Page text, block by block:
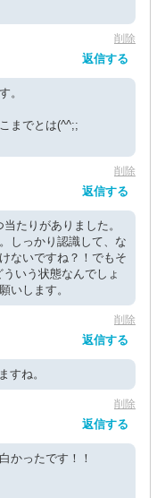
削除
返信する
。
までとは(^^;;
削除
返信する
たりがありました。
しっかり認識して、な
ないですね？！でもそ
いう状態なんでしょ
いします。
削除
返信する
すね。
削除
返信する
かったです！！